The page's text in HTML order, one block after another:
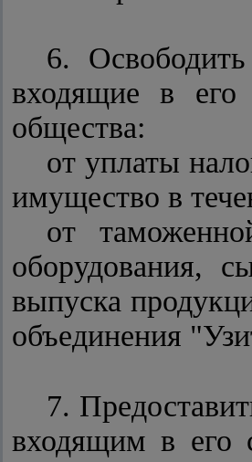
6.
входящие в его
общества:
от уплаты
имущество в
от
оборудования,
выпуска
объединения
7.
входящим в его